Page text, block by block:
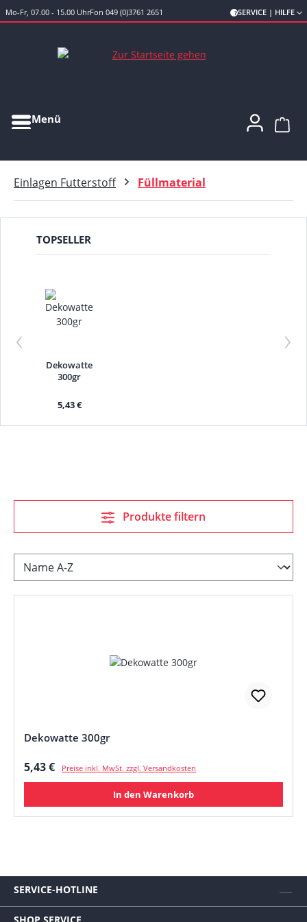
Zum Hauptinhalt springen
Mo-Fr, 07.00 - 15.00 UhrFon 049 (0)3761 2651 SERVICE | HILFE
Menü
Einlagen Futterstoff Füllmaterial
TOPSELLER
‹
Dekowatte
300gr
5,43 €
›
Produkte filtern
Dekowatte 300gr
Regulärer Preis:
5,43 € Preise inkl. MwSt. zzgl. Versandkosten
In den Warenkorb
SERVICE-HOTLINE